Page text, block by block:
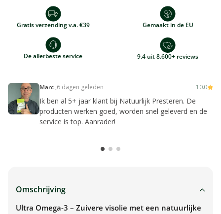
Gratis verzending v.a. €39 Gemaakt in de EU
De allerbeste service 9.4 uit 8.600+ reviews
Marc ,6 dagen geleden 10.0
Ik ben al 5+ jaar klant bij Natuurlijk Presteren. De
producten werken goed, worden snel geleverd en de
service is top. Aanrader!
Omschrijving
Ultra Omega-3 – Zuivere visolie met een natuurlijke